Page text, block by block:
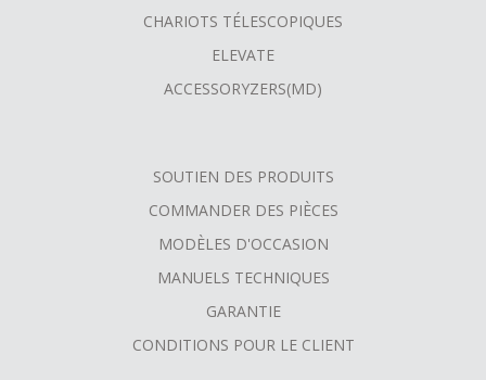
CHARIOTS TÉLESCOPIQUES
ELEVATE
ACCESSORYZERS(MD)
SOUTIEN DES PRODUITS
COMMANDER DES PIÈCES
MODÈLES D'OCCASION
MANUELS TECHNIQUES
GARANTIE
CONDITIONS POUR LE CLIENT